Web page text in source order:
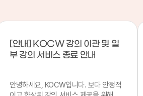
[안내] KOCW 강의 이관 및 일
부 강의 서비스 종료 안내
안녕하세요, KOCW입니다. 보다 안정적